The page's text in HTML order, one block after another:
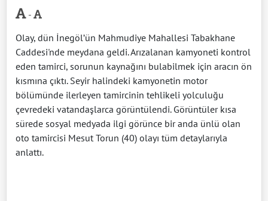
-
Olay, dün İnegöl’ün Mahmudiye Mahallesi Tabakhane
Caddesi'nde meydana geldi. Arızalanan kamyoneti kontrol
eden tamirci, sorunun kaynağını bulabilmek için aracın ön
kısmına çıktı. Seyir halindeki kamyonetin motor
bölümünde ilerleyen tamircinin tehlikeli yolculuğu
çevredeki vatandaşlarca görüntülendi. Görüntüler kısa
sürede sosyal medyada ilgi görünce bir anda ünlü olan
oto tamircisi Mesut Torun (40) olayı tüm detaylarıyla
anlattı.